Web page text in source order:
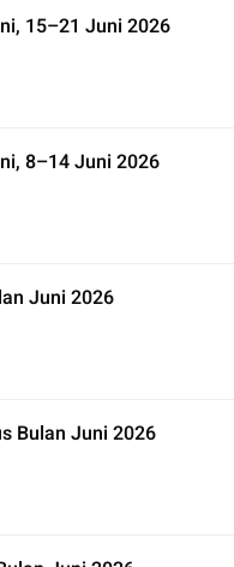
15–21 Juni 2026
8–14 Juni 2026
Juni 2026
Bulan Juni 2026